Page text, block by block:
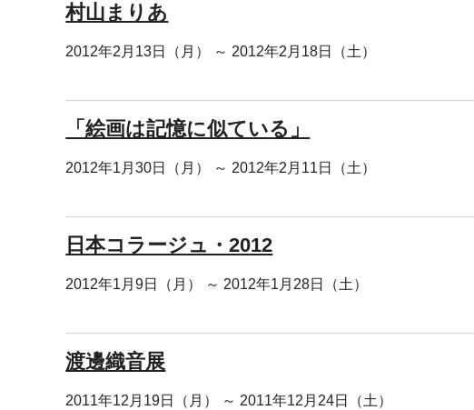
村山まりあ
2012年2月13日（月） ～ 2012年2月18日（土）
「絵画は記憶に似ている」
2012年1月30日（月） ～ 2012年2月11日（土）
日本コラージュ・2012
2012年1月9日（月） ～ 2012年1月28日（土）
渡邊織音展
2011年12月19日（月） ～ 2011年12月24日（土）